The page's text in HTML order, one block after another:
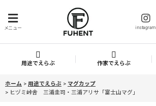
メニュー instagram
用途でえらぶ 作家でえらぶ
ホーム > 用途でえらぶ > マグカップ
> ヒヅミ峠舎 三浦圭司・三浦アリサ「富士山マグ」